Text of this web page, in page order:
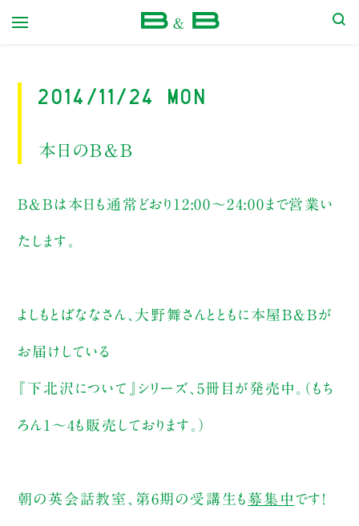
2014/11/24 Mon
本日のB&B
B&Bは本日も通常どおり12:00〜24:00まで営業い
たします。
よしもとばななさん、大野舞さんとともに本屋B&Bが
お届けしている
『下北沢について』シリーズ、5冊目が発売中。（もち
ろん1〜4も販売しております。）
朝の英会話教室、第6期の受講生も 募集中 です！